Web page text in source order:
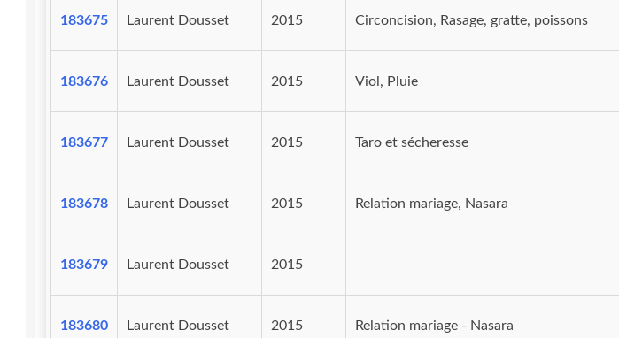
183675 Laurent Dousset 2015 Circoncision, Rasage, gratte, poissons
183676 Laurent Dousset 2015 Viol, Pluie
183677 Laurent Dousset 2015 Taro et sécheresse
183678 Laurent Dousset 2015 Relation mariage, Nasara
183679 Laurent Dousset 2015
183680 Laurent Dousset 2015 Relation mariage - Nasara